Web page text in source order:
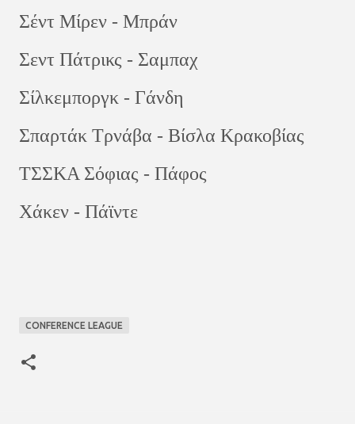
Σέντ Μίρεν - Μπράν
Σεντ Πάτρικς - Σαμπαχ
Σίλκεμποργκ - Γάνδη
Σπαρτάκ Τρνάβα - Βίσλα Κρακοβίας
ΤΣΣΚΑ Σόφιας - Πάφος
Χάκεν - Πάϊντε
CONFERENCE LEAGUE